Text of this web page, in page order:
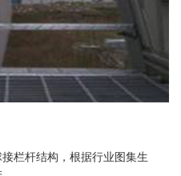
接栏杆结构，根据行业图集生